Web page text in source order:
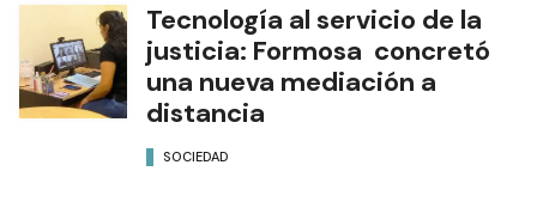
Tecnología al servicio de la
justicia: Formosa concretó
una nueva mediación a
distancia
SOCIEDAD